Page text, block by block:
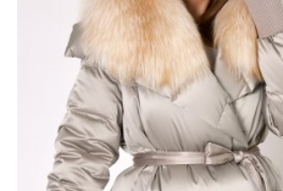
совершенно другой вид. Если снять
гардеробе появится другой пуховик –
модном стиле оверсайз.
Кромка рукавов куртки сужается и
резинки. Это удобно и практично. В
хоть и объемный, но совершенно
благодаря гусиному пуху.
*описание несет информационный